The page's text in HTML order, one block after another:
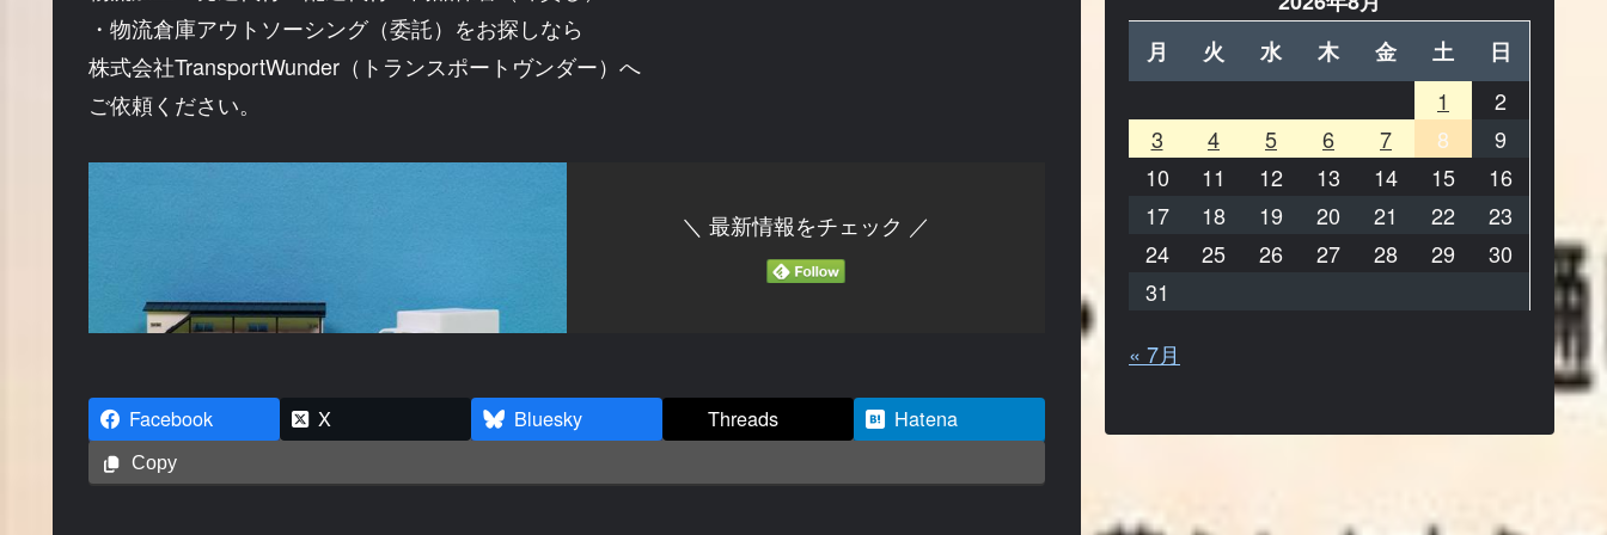
・物流倉庫アウトソーシング（委託）をお探しなら
株式会社TransportWunder（トランスポートヴンダー）へ
ご依頼ください。
＼ 最新情報をチェック ／
Facebook X Bluesky Threads Hatena
Copy
月
火 水 木 金 土
日
1
2
3
4 5 6 7 8
9
10
11 12 13 14 15
16
17
18 19 20 21 22
23
24
25 26 27 28 29
30
31
« 7月